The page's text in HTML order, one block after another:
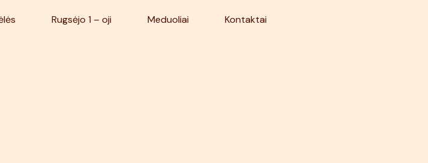
Rugsėjo 1 – oji Meduoliai Kontaktai